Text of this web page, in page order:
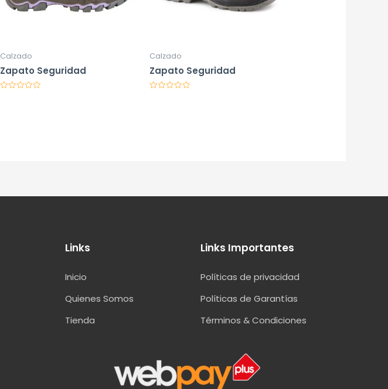
Calzado
Zapato Seguridad
Calzado
Zapato Seguridad
Links
Inicio
Quienes Somos
Tienda
Links Importantes
Políticas de privacidad
Políticas de Garantías
Términos & Condiciones